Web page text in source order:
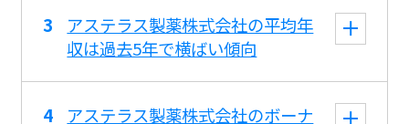
アステラス製薬株式会社の平均年
収は過去5年で横ばい傾向
アステラス製薬株式会社のボーナ